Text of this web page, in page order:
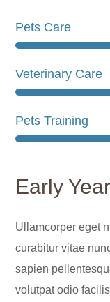
Pets Care
Veterinary Care
Pets Training
Early
Ullamcorper eget
curabitur vitae
sapien
volutpat odio